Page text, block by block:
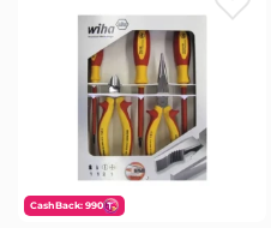
CashBack: 990